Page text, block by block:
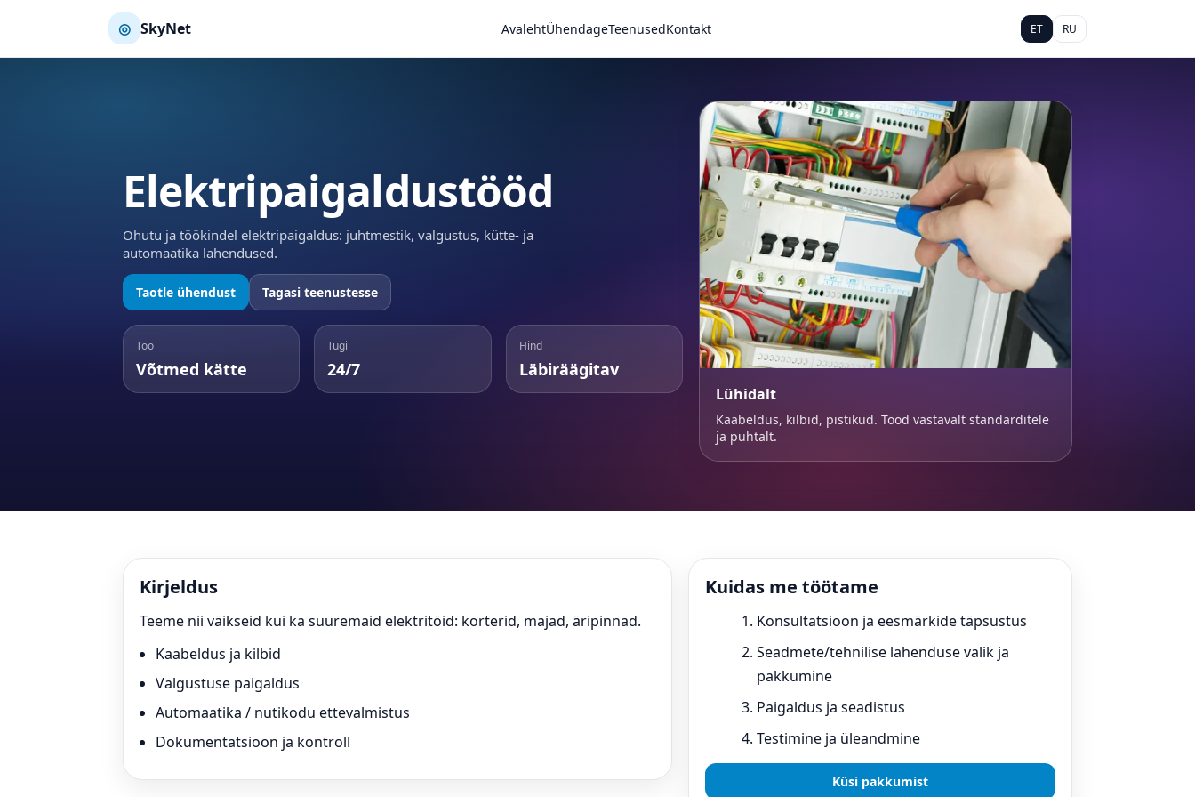
◎ SkyNet AvalehtÜhendageTeenusedKontakt ET RU
Elektripaigaldustööd
Ohutu ja töökindel elektripaigaldus: juhtmestik, valgustus, kütte- ja
automaatika lahendused.
Taotle ühendust Tagasi teenustesse
Töö
Võtmed kätte
Tugi
24/7
Hind
Läbiräägitav
Lühidalt
Kaabeldus, kilbid, pistikud. Tööd vastavalt standarditele
ja puhtalt.
Kirjeldus
Teeme nii väikseid kui ka suuremaid elektritöid: korterid, majad, äripinnad.
Kaabeldus ja kilbid
Valgustuse paigaldus
Automaatika / nutikodu ettevalmistus
Dokumentatsioon ja kontroll
Kuidas me töötame
Konsultatsioon ja eesmärkide täpsustus
Seadmete/tehnilise lahenduse valik ja
pakkumine
Paigaldus ja seadistus
Testimine ja üleandmine
Küsi pakkumist